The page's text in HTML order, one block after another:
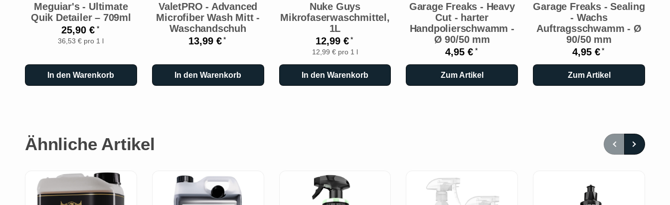
Meguiar's - Ultimate
Quik Detailer – 709ml
25,90 €*
36,53 € pro 1 l
In den Warenkorb
ValetPRO - Advanced
Microfiber Wash Mitt -
Waschandschuh
13,99 €*
In den Warenkorb
Nuke Guys
Mikrofaserwaschmittel,
1L
12,99 €*
12,99 € pro 1 l
In den Warenkorb
Garage Freaks - Heavy
Cut - harter
Handpolierschwamm -
Ø 90/50 mm
4,95 €*
Zum Artikel
Garage Freaks - Sealing
- Wachs
Auftragsschwamm - Ø
90/50 mm
4,95 €*
Zum Artikel
Ähnliche Artikel